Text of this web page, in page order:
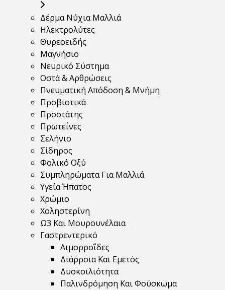
Δέρμα Νύχια Μαλλιά
Ηλεκτρολύτες
Θυρεοειδής
Μαγνήσιο
Νευρικό Σύστημα
Οστά & Αρθρώσεις
Πνευματική Απόδοση & Μνήμη
Προβιοτικά
Προστάτης
Πρωτεΐνες
Σελήνιο
Σίδηρος
Φολικό Οξύ
Συμπληρώματα Για Μαλλιά
Υγεία Ήπατος
Χρώμιο
Χοληστερίνη
Ω3 Και Μουρουνέλαια
Γαστρεντερικό
Αιμορροΐδες
Διάρροια Και Εμετός
Δυσκοιλιότητα
Παλινδρόμηση Και Φούσκωμα